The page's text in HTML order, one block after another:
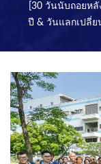
และ
จะไ
แท็บเล็
- อุป
[30 วันนับถอยหลั
ปี & วันแลกเปลี่ย